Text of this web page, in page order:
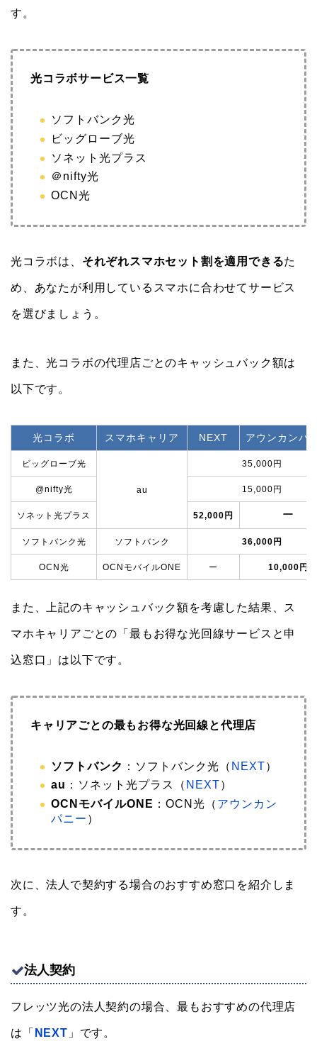
す。
光コラボサービス一覧
ソフトバンク光
ビッグローブ光
ソネット光プラス
＠nifty光
OCN光
光コラボは、 それぞれスマホセット割を適用できるた
め、あなたが利用しているスマホに合わせてサービス
を選びましょう。
また、光コラボの代理店ごとのキャッシュバック額は
以下です。
光コラボ スマホキャリア NEXT アウンカンパ
ビッグローブ光
au
35,000円
@nifty光 15,000円
ソネット光プラス 52,000円 ー
ソフトバンク光 ソフトバンク 36,000円
OCN光 OCNモバイルONE ー 10,000円
また、上記のキャッシュバック額を考慮した結果、ス
マホキャリアごとの「最もお得な光回線サービスと申
込窓口」は以下です。
キャリアごとの最もお得な光回線と代理店
ソフトバンク ：ソフトバンク光（ NEXT）
au ：ソネット光プラス（ NEXT）
OCNモバイルONE ：OCN光（ アウンカン
パニー ）
次に、法人で契約する場合のおすすめ窓口を紹介しま
す。
法人契約
フレッツ光の法人契約の場合、最もおすすめの代理店
は「 NEXT 」です。